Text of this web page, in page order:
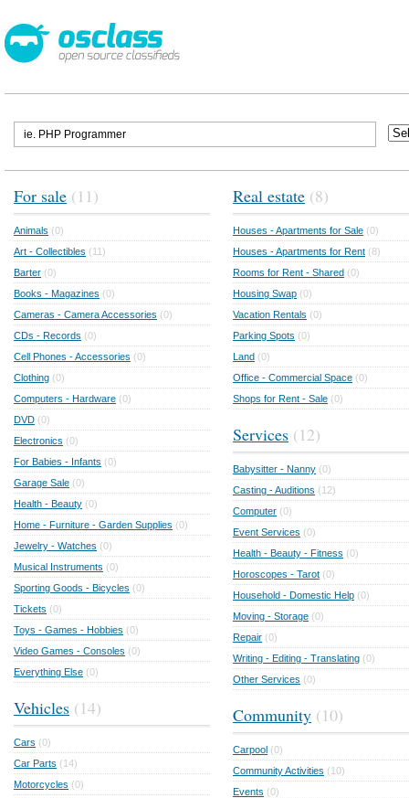
For sale (11)
Animals (0)
Art - Collectibles (11)
Barter (0)
Books - Magazines (0)
Cameras - Camera Accessories (0)
CDs - Records (0)
Cell Phones - Accessories (0)
Clothing (0)
Computers - Hardware (0)
DVD (0)
Electronics (0)
For Babies - Infants (0)
Garage Sale (0)
Health - Beauty (0)
Home - Furniture - Garden Supplies (0)
Jewelry - Watches (0)
Musical Instruments (0)
Sporting Goods - Bicycles (0)
Tickets (0)
Toys - Games - Hobbies (0)
Video Games - Consoles (0)
Everything Else (0)
Vehicles (14)
Cars (0)
Car Parts (14)
Motorcycles (0)
Real estate (8)
Houses - Apartments for Sale (0)
Houses - Apartments for Rent (8)
Rooms for Rent - Shared (0)
Housing Swap (0)
Vacation Rentals (0)
Parking Spots (0)
Land (0)
Office - Commercial Space (0)
Shops for Rent - Sale (0)
Services (12)
Babysitter - Nanny (0)
Casting - Auditions (12)
Computer (0)
Event Services (0)
Health - Beauty - Fitness (0)
Horoscopes - Tarot (0)
Household - Domestic Help (0)
Moving - Storage (0)
Repair (0)
Writing - Editing - Translating (0)
Other Services (0)
Community (10)
Carpool (0)
Community Activities (10)
Events (0)